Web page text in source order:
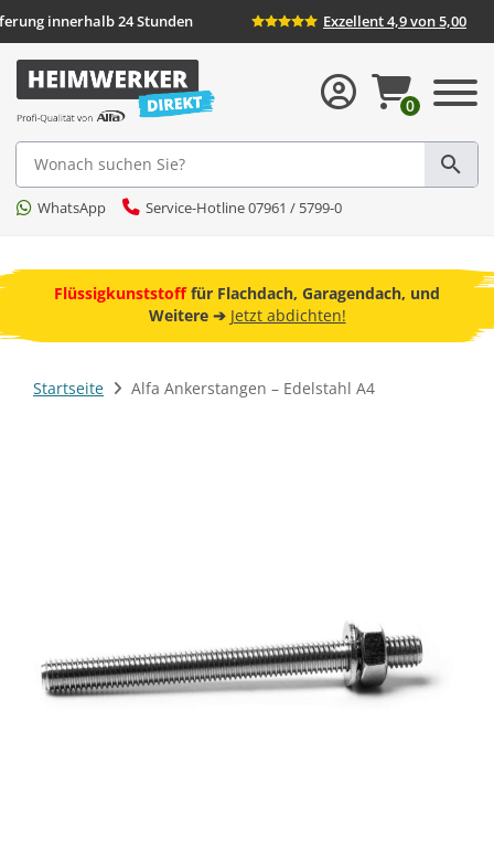
innerhalb 24 Stunden Exzellent 4,9 von 5,00
Suche
WhatsApp Service-Hotline 07961 / 5799-0
0
Flüssigkunststofffür Flachdach, Garagendach, und
Weitere ➔ Jetzt abdichten!
Startseite Alfa Ankerstangen – Edelstahl A4